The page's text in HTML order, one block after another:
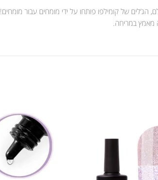
הג’לים של קומילפו פותחו על ידי מומחים עבור מומחים!
מאמץ במריחה.